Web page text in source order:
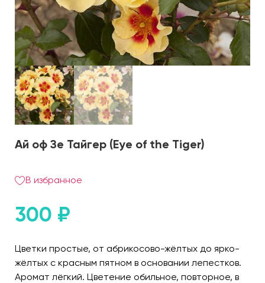
Ай оф Зе Тайгер (Eye of the Tiger)
В избранное
300 ₽
Цветки простые, от абрикосово-жёлтых до ярко-
жёлтых с красным пятном в основании лепестков.
Аромат лёгкий. Цветение обильное, повторное, в